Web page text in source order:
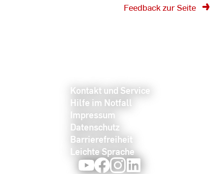
Feedback zur Seite
Kontakt und Service
Hilfe im Notfall
Impressum
Datenschutz
Barrierefreiheit
Leichte Sprache
YoutubeFacebookInstagram